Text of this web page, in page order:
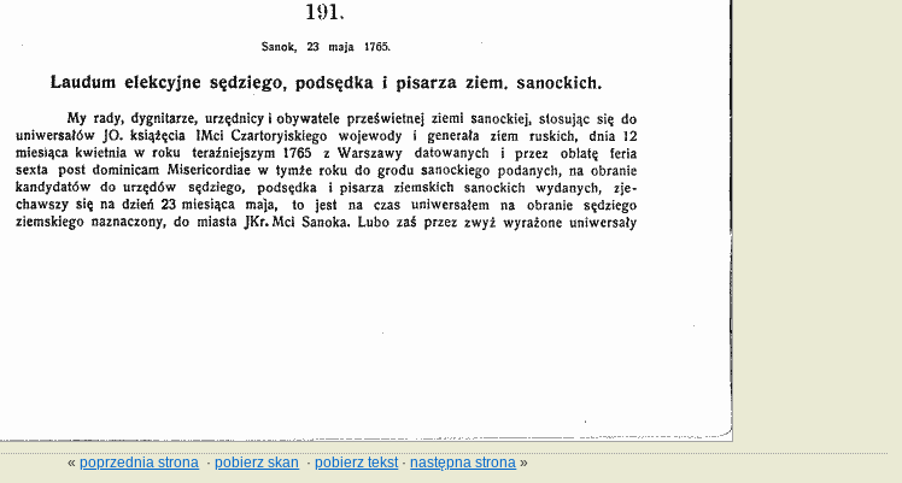
«poprzednia strona ·pobierz skan ·pobierz tekst·następna strona »